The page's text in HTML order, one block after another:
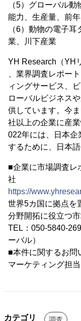
（5）グローバル
能力、生産量、前
（6）動物の電子
業、川下産業
YH Research（YH
、業界調査レポー
ィングサービス、
ローバルビジネス
供しています。今
社以上の企業に産
022年には、日本企
するために、日本
■企業に市場調査レ
社
https://
世界5カ国に拠点を
分野開拓に役立つ
TEL：050-5840-
ーバル）
■本件に関するお問
マーケティング担当
カテゴリ